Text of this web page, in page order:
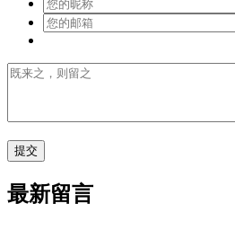
最新留言